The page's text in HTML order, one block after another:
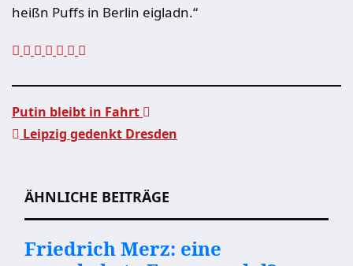
heißn Puffs in Berlin eigladn.“
Putin bleibt in Fahrt
Leipzig gedenkt Dresden
ÄHNLICHE BEITRÄGE
Friedrich Merz: eine